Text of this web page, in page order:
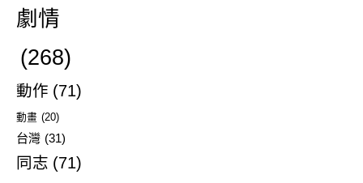
劇情
(268)
動作 (71)
動畫 (20)
台灣 (31)
同志 (71)